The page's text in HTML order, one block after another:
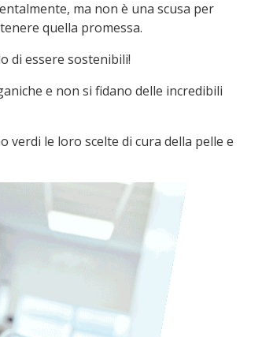
ma non è una scusa per
quella promessa.
di essere sostenibili!
e non si fidano delle incredibili
verdi le loro scelte di cura della pelle e